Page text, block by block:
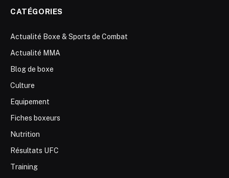
CATÉGORIES
Actualité Boxe & Sports de Combat
Actualité MMA
Blog de boxe
Culture
Equipement
Fiches boxeurs
Nutrition
Résultats UFC
Training